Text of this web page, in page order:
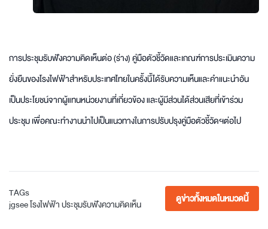
การประชุมรับฟังความคิดเห็นต่อ (ร่าง) คู่มือตัวชี้วัดและเกณฑ์การประเมินความ
ยั่งยืนของโรงไฟฟ้าสำหรับประเทศไทยในครั้งนี้ได้รับความเห็นและคำแนะนำอัน
เป็นประโยชน์จากผู้แทนหน่วยงานที่เกี่ยวข้อง และผู้มีส่วนได้ส่วนเสียที่เข้าร่วม
ประชุม เพื่อคณะทำงานนำไปเป็นแนวทางในการปรับปรุงคู่มือตัวชี้วัดฯต่อไป
TAGs
jgseeโรงไฟฟ้าประชุมรับฟังความคิดเห็น ดูข่าวทั้งหมดในหมวดนี้